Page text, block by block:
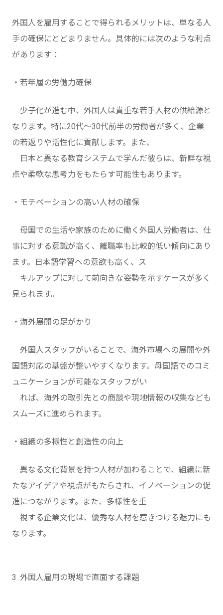
外国人を雇用することで得られるメリットは、単なる人
手の確保にとどまりません。具体的には次のような利点
があります：
・若年層の労働力確保
少子化が進む中、外国人は貴重な若手人材の供給源と
なります。特に20代〜30代前半の労働者が多く、企業
の若返りや活性化に貢献します。また、
日本と異なる教育システムで学んだ彼らは、新鮮な視
点や柔軟な思考力をもたらす可能性もあります。
・モチベーションの高い人材の確保
母国での生活や家族のために働く外国人労働者は、仕
事に対する意識が高く、離職率も比較的低い傾向にあり
ます。日本語学習への意欲も高く、ス
キルアップに対して前向きな姿勢を示すケースが多く
見られます。
・海外展開の足がかり
外国人スタッフがいることで、海外市場への展開や外
国語対応の基盤が整いやすくなります。母国語でのコミ
ュニケーションが可能なスタッフがい
れば、海外の取引先との商談や現地情報の収集なども
スムーズに進められます。
・組織の多様性と創造性の向上
異なる文化背景を持つ人材が加わることで、組織に新
たなアイデアや視点がもたらされ、イノベーションの促
進につながります。また、多様性を重
視する企業文化は、優秀な人材を惹きつける魅力にも
なります。
3. 外国人雇用の現場で直面する課題